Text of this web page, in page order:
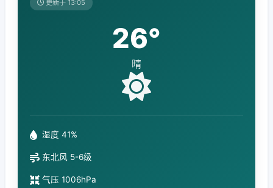
更新于 13:05
26°
晴
湿度 41%
东北风 5-6级
气压 1006hPa